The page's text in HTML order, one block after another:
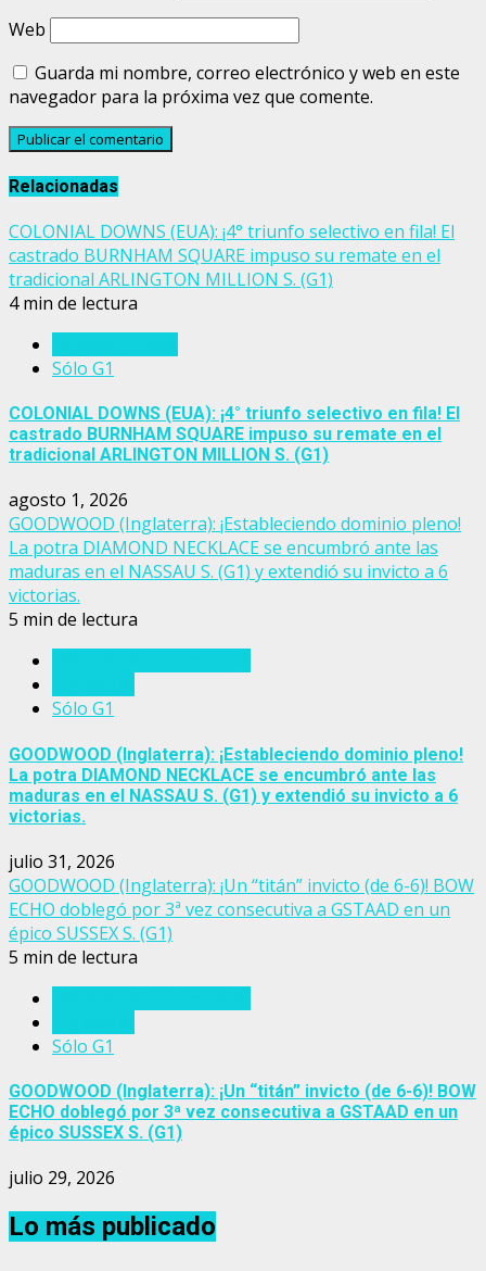
Web
Guarda mi nombre, correo electrónico y web en este
navegador para la próxima vez que comente.
Relacionadas
COLONIAL DOWNS (EUA): ¡4° triunfo selectivo en fila! El
castrado BURNHAM SQUARE impuso su remate en el
tradicional ARLINGTON MILLION S. (G1)
4 min de lectura
Sólo G1
COLONIAL DOWNS (EUA): ¡4° triunfo selectivo en fila! El
castrado BURNHAM SQUARE impuso su remate en el
tradicional ARLINGTON MILLION S. (G1)
agosto 1, 2026
GOODWOOD (Inglaterra): ¡Estableciendo dominio pleno!
La potra DIAMOND NECKLACE se encumbró ante las
maduras en el NASSAU S. (G1) y extendió su invicto a 6
victorias.
5 min de lectura
Sólo G1
GOODWOOD (Inglaterra): ¡Estableciendo dominio pleno!
La potra DIAMOND NECKLACE se encumbró ante las
maduras en el NASSAU S. (G1) y extendió su invicto a 6
victorias.
julio 31, 2026
GOODWOOD (Inglaterra): ¡Un “titán” invicto (de 6-6)! BOW
ECHO doblegó por 3ª vez consecutiva a GSTAAD en un
épico SUSSEX S. (G1)
5 min de lectura
Sólo G1
GOODWOOD (Inglaterra): ¡Un “titán” invicto (de 6-6)! BOW
ECHO doblegó por 3ª vez consecutiva a GSTAAD en un
épico SUSSEX S. (G1)
julio 29, 2026
Lo más publicado